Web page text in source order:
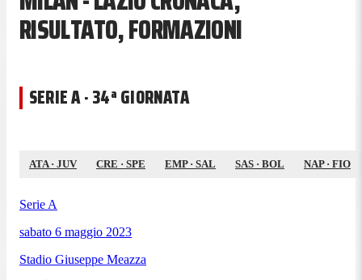
RISULTATO, FORMAZIONI
SERIE A · 34ª GIORNATA
ATA· JUV CRE · SPE EMP· SAL SAS · BOL NAP· FIO
Serie A
sabato 6 maggio 2023
Stadio Giuseppe Meazza